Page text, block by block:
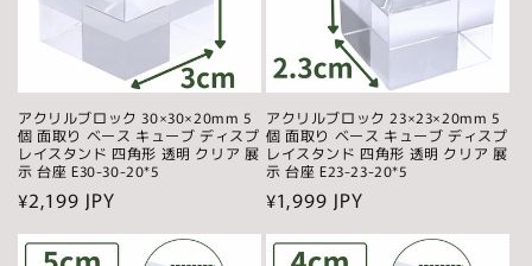
アクリルブロック 30×30×20mm 5
個 面取り ベース キューブ ディスプ
レイスタンド 四角形 透明 クリア 展
示 台座 E30-30-20*5
通
常
¥2,199 JPY
アクリルブロック 23×23×20mm 5
個 面取り ベース キューブ ディスプ
レイスタンド 四角形 透明 クリア 展
示 台座 E23-23-20*5
通
常
¥1,999 JPY